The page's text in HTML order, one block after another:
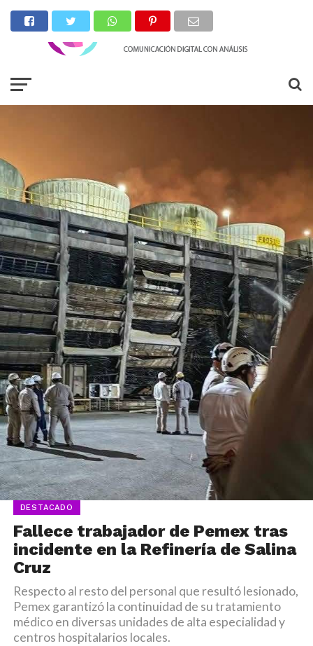
DESTACADO
Fallece trabajador de Pemex tras
incidente en la Refinería de Salina
Cruz
Respecto al resto del personal que resultó lesionado,
Pemex garantizó la continuidad de su tratamiento
médico en diversas unidades de alta especialidad y
centros hospitalarios locales.